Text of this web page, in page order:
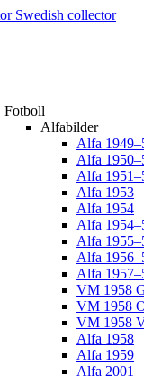
Swedish collector
Fotboll
Alfabilder
Alfa
Alfa
Alfa
Alfa 1953
Alfa 1954
Alfa
Alfa
Alfa
Alfa
VM 1958
VM 1958
VM 1958
Alfa 1958
Alfa 1959
Alfa 2001